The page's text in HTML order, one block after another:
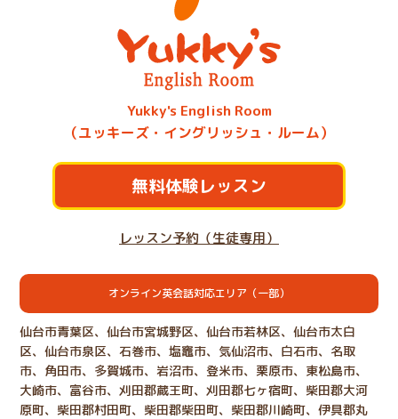
Yukky's English Room
（ユッキーズ・イングリッシュ・ルーム）
無料体験レッスン
レッスン予約（生徒専用）
オンライン英会話対応エリア（一部）
仙台市青葉区、仙台市宮城野区、仙台市若林区、仙台市太白
区、仙台市泉区、石巻市、塩竈市、気仙沼市、白石市、名取
市、角田市、多賀城市、岩沼市、登米市、栗原市、東松島市、
大崎市、富谷市、刈田郡蔵王町、刈田郡七ヶ宿町、柴田郡大河
原町、柴田郡村田町、柴田郡柴田町、柴田郡川崎町、伊具郡丸